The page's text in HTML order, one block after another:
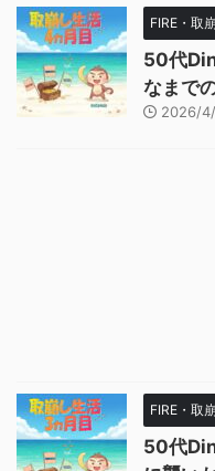
FIRE・取
50代
なまで
2026/
FIRE・取
50代